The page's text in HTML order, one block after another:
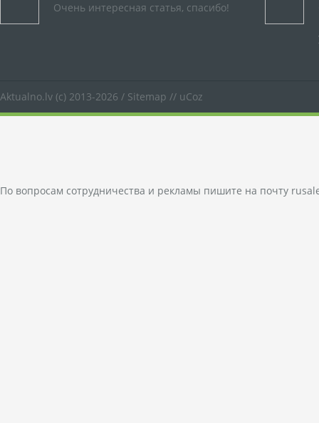
Очень интересная статья, спасибо!
Aktualno.lv (c) 2013-2026 / Sitemap // uCoz
По вопросам сотрудничества и рекламы пишите на почту